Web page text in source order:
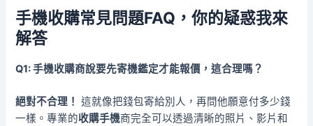
手機收購常見問題FAQ，你的疑惑我來
解答
Q1: 手機收購商說要先寄機鑑定才能報價，這合理嗎？
絕對不合理！ 這就像把錢包寄給別人，再問他願意付多少錢
一樣。專業的收購手機商完全可以透過清晰的照片、影片和